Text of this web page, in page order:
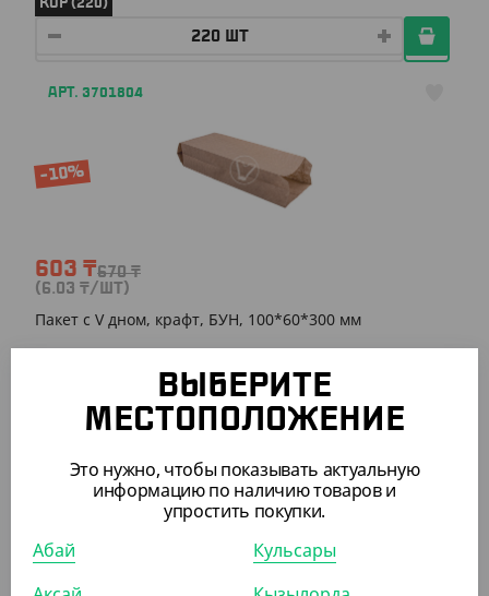
КОР (220)
АРТ. 3701804
-10%
603 ₸670₸
(6.03 ₸/ШТ)
Пакет с V дном, крафт, БУН, 100*60*300 мм
ПОХОЖИЕ ТОВАРЫ
АРТ. 2301206
ВЫБЕРИТЕ
МЕСТОПОЛОЖЕНИЕ
Это нужно, чтобы показывать актуальную
информацию по наличию товаров и
упростить покупки.
Абай
Кульсары